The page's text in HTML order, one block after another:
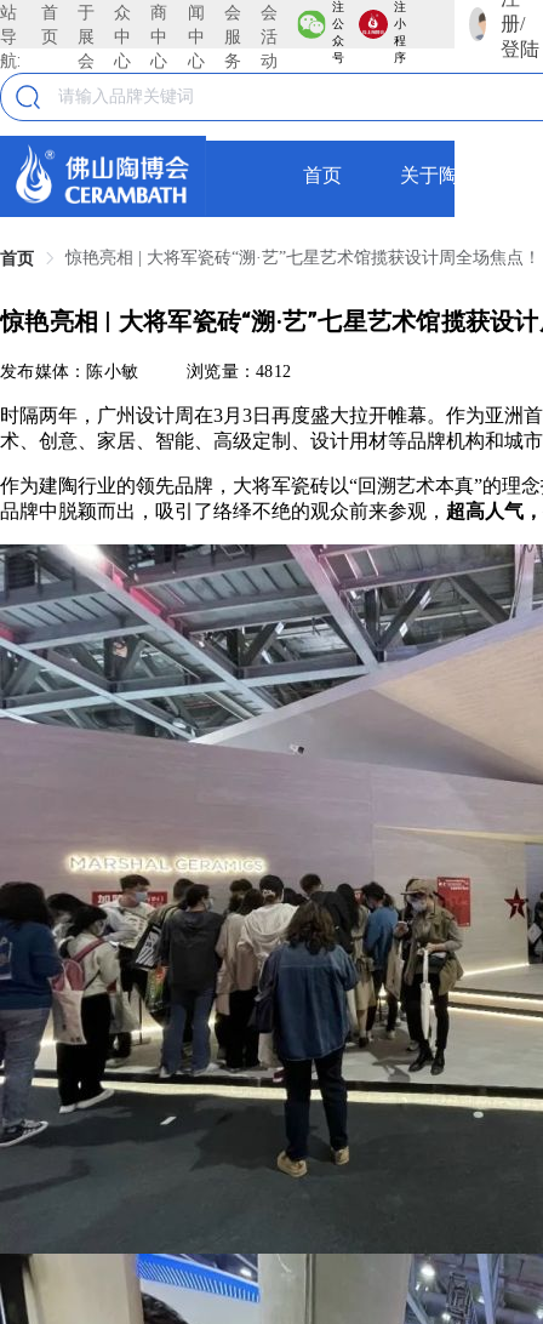
站
导
航:
首
页
于
展
会
众
中
心
商
中
心
闻
中
心
会
服
务
会
活
动
注
公
众
号
注
小
程
序
册/
登陆
首页 关于陶博会
首页 惊艳亮相 | 大将军瓷砖“溯·艺”七星艺术馆揽获设计周全场焦点！
惊艳亮相 | 大将军瓷砖“溯·艺”七星艺术馆揽获设
发布媒体：陈小敏 浏览量：4812
时隔两年，广州设计周在3月3日再度盛大拉开帷幕。作为亚洲
术、创意、家居、智能、高级定制、设计用材等品牌机构和城
作为建陶行业的领先品牌，大将军瓷砖以“回溯艺术本真”的理
品牌中脱颖而出，吸引了络绎不绝的观众前来参观， 超高人气